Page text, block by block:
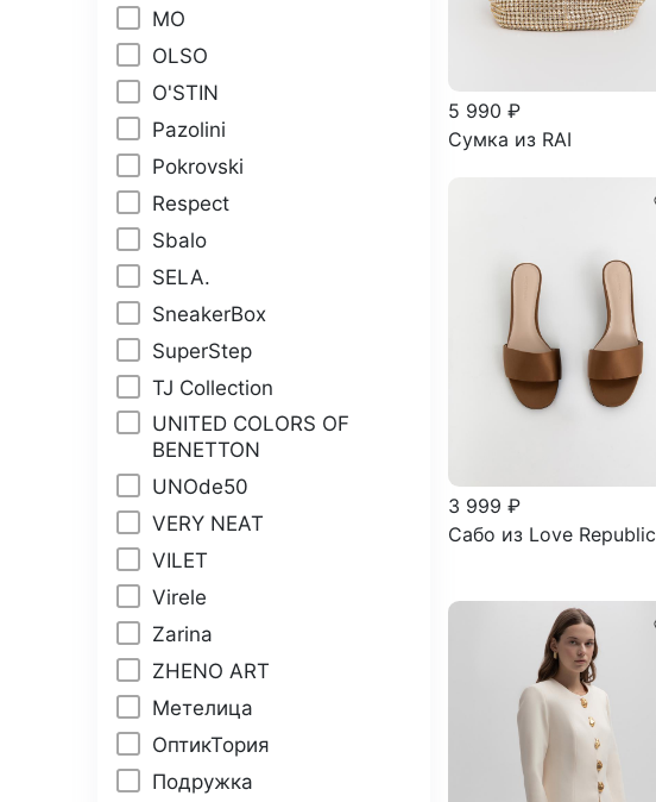
MО
OLSO
O'STIN
Pazolini
Pokrovski
Respect
Sbalo
SELA.
SneakerBox
SuperStep
TJ Collection
UNITED COLORS OF
BENETTON
UNOde50
VERY NEAT
VILET
Virele
Zarina
ZHENO ART
Метелица
ОптикТория
Подружка
5 990 ₽
Сумка из RAI
3 999 ₽
Сабо из Love Republic